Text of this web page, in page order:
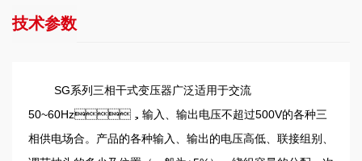
技术参数
SG系列三相干式变压器广泛适用于交流
50~60Hz，输入、输出电压不超过500V的各种三
相供电场合。产品的各种输入、输出的电压高低、联接组别、